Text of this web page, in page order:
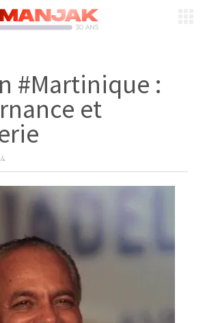
#Martinique :
et